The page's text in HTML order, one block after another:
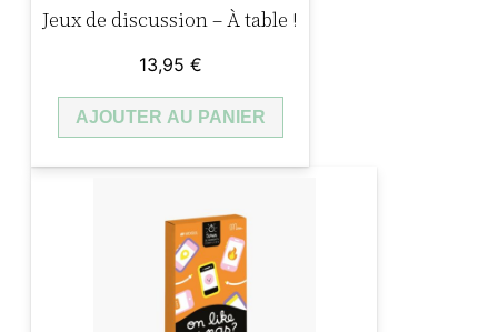
Jeux de discussion – À table !
13,95 €
AJOUTER AU PANIER